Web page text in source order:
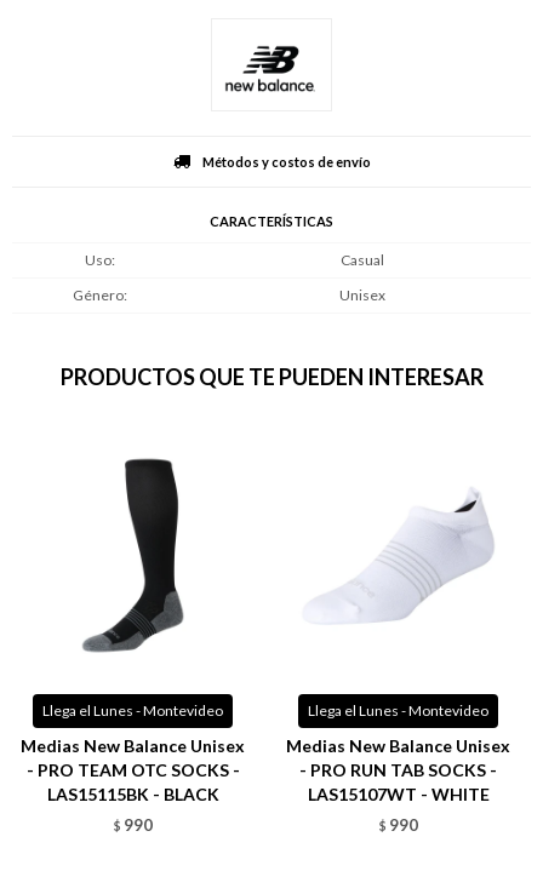
Métodos y costos de envío
CARACTERÍSTICAS
Uso
Casual
Género
Unisex
PRODUCTOS QUE TE PUEDEN INTERESAR
Llega el Lunes - Montevideo
Medias New Balance Unisex
- PRO TEAM OTC SOCKS -
LAS15115BK - BLACK
$ 990
Llega el Lunes - Montevideo
Medias New Balance Unisex
- PRO RUN TAB SOCKS -
LAS15107WT - WHITE
$ 990